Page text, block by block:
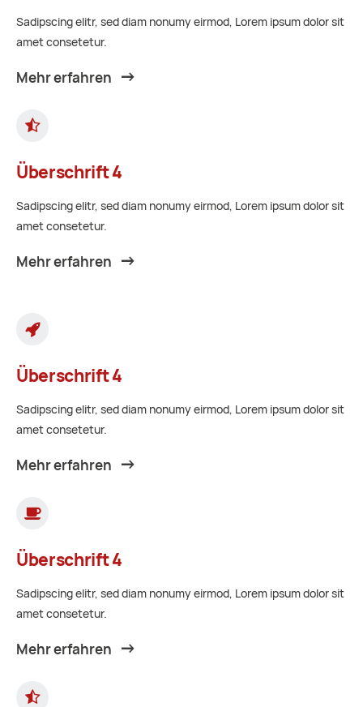
Sadipscing elitr, sed diam nonumy eirmod, Lorem ipsum dolor sit
amet consetetur.
Mehr erfahren
Überschrift 4
Sadipscing elitr, sed diam nonumy eirmod, Lorem ipsum dolor sit
amet consetetur.
Mehr erfahren
Überschrift 4
Sadipscing elitr, sed diam nonumy eirmod, Lorem ipsum dolor sit
amet consetetur.
Mehr erfahren
Überschrift 4
Sadipscing elitr, sed diam nonumy eirmod, Lorem ipsum dolor sit
amet consetetur.
Mehr erfahren